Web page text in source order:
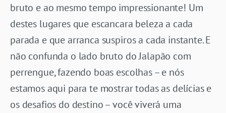
bruto e ao mesmo tempo impressionante! Um
destes lugares que escancara beleza a cada
parada e que arranca suspiros a cada instante. E
não confunda o lado bruto do Jalapão com
perrengue, fazendo boas escolhas – e nós
estamos aqui para te mostrar todas as delícias e
os desafios do destino – você viverá uma